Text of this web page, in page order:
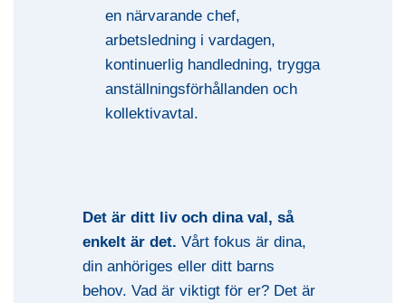
en närvarande chef,
arbetsledning i vardagen,
kontinuerlig handledning, trygga
anställningsförhållanden och
kollektivavtal.
Det är ditt liv och dina val, så
enkelt är det. Vårt fokus är dina,
din anhöriges eller ditt barns
behov. Vad är viktigt för er? Det är